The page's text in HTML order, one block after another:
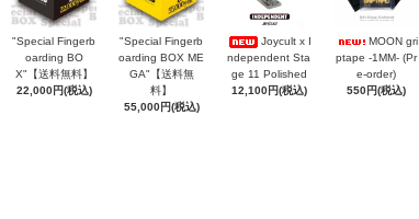
"Special Fingerb
oarding BO
X"【送料無料】
22,000円(税込)
"Special Fingerb
oarding BOX ME
GA"【送料無
料】
55,000円(税込)
Joycult x I
ndependent Sta
ge 11 Polished
12,100円(税込)
MOON gri
ptape -1MM- (Pr
e-order)
550円(税込)